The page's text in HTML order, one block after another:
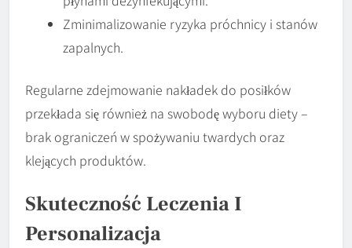
Zminimalizowanie ryzyka próchnicy i stanów
zapalnych.
Regularne zdejmowanie nakładek do posiłków
przekłada się również na swobodę wyboru diety –
brak ograniczeń w spożywaniu twardych oraz
klejących produktów.
Skuteczność Leczenia I
Personalizacja